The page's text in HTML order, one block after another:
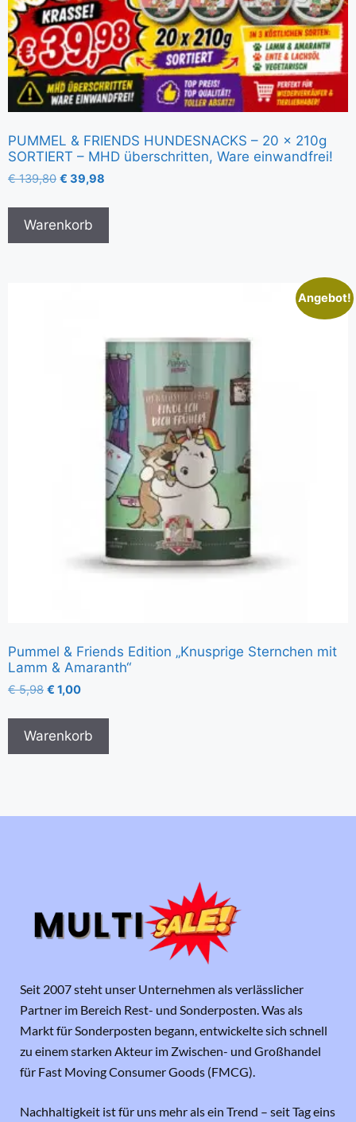
PUMMEL & FRIENDS HUNDESNACKS – 20 x 210g
SORTIERT – MHD überschritten, Ware einwandfrei!
€139,80 € 39,98
Warenkorb
Angebot!
Pummel & Friends Edition „Knusprige Sternchen mit
Lamm & Amaranth“
€5,98 € 1,00
Warenkorb
Seit 2007 steht unser Unternehmen als verlässlicher
Partner im Bereich Rest- und Sonderposten. Was als
Markt für Sonderposten begann, entwickelte sich schnell
zu einem starken Akteur im Zwischen- und Großhandel
für Fast Moving Consumer Goods (FMCG).
Nachhaltigkeit ist für uns mehr als ein Trend – seit Tag eins